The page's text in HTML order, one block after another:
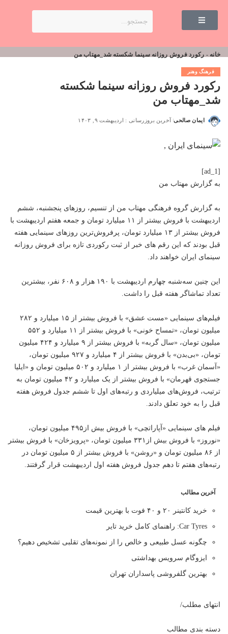
خانه - رکورد فروش روزانه سینما شکسته شد_مهتاب من
فرهنگ وهنر
رکورد فروش روزانه سینما شکسته
شد_مهتاب من
ایمان صالحی آخرین بروزرسانی : اردیبهشت ۹, ۱۴۰۳
[ad_1]
به گزارش مهتاب من
به گزارش گروه فرهنگی مهتاب من از تنسیم، روزهای پنجشنبه، ششم
اردیبهشت با فروش بیشتر از ۱۱ میلیارد تومان و جمعه هفتم اردیبهشت با
فروش بیشتر از ۱۳ میلیارد تومان، پرفروش‌ترین روزهای سینمایی هفته
قبل بودند که این رقم های خبر از ثبت رکوردی تازه برای فروش روزانه
سینمای ایران خواهند داد.
این چنین سه‌شنبه چهارم اردیبهشت با ۱۹۰ هزار و ۶۰۸ نفر، بیشترین
تعداد تماشاگر هفته قبل را داشت.
فیلم‌های سینمایی «مست عشق» با فروش بیشتر از ۱۵ میلیارد و ۲۸۲
میلیون تومان، «تمساح خونی» با فروش بیشتر از ۱۱ میلیارد و ۵۵۲
میلیون تومان، «سال گربه» با فروش بیشتر از ۹ میلیارد و ۴۲۴ میلیون
تومان، «بی‌بدن» با فروش بیشتر از ۴ میلیارد و ۹۲۷ میلیون تومان،
«آسمان غرب» با فروش بیشتر از ۱ میلیارد و ۵۰۲ میلیون تومان و «ایلیا
جستجوی قهرمان» با فروش بیشتر از یک میلیارد و ۴۲ میلیون تومان به
ترتیب، فروش‌های میلیاردی و رتبه‌های اول تا ششم جدول فروش هفته
قبل را به خود تعلق دادند.
فیلم های سینمایی «آپاراتچی» با فروش بیش از۴۹۵ میلیون تومان،
«نوروز» با فروش بیش از۳۳۱ میلیون تومان، «پرویزخان» با فروش بیشتر
از ۸۶ میلیون تومان و «روشن» با فروش بیشتر از ۵ میلیون تومان در
رتبه‌های هفتم تا دهم جدول فروش هفته اول اردیبهشت قرار گرفتند.
آخرین مطالب
خرید کانتینر ۲۰ و ۴۰ فوت با بهترین قیمت
Car Tyres: راهنمای کامل خرید تایر
چگونه عسل طبیعی و خالص را از نمونه‌های تقلبی تشخیص دهیم؟
ایزوگام سرویس بهداشتی
بهترین گلفروشی پاسداران تهران
انتهای مطلب/
دسته بندی مطالب